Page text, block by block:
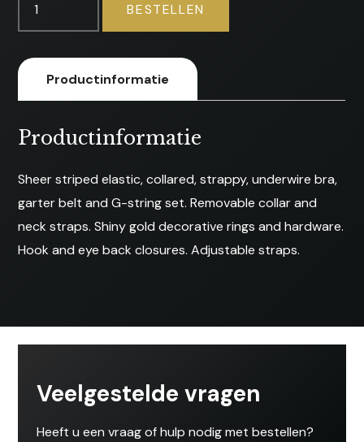
Gestreepte
en
aantal
BESTELLEN
Productinformatie
Productinformatie
Sheer striped elastic, collared, strappy, underwire bra,
garter belt and G-string set. Removable collar and
neck straps. Shiny gold decorative rings and hardware.
Hook and eye back closures. Adjustable straps.
Veelgestelde vragen
Heeft u een vraag of hulp nodig met bestellen?